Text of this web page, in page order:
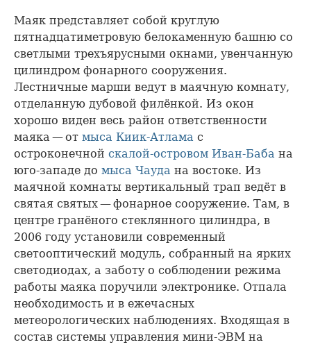
Маяк представляет собой круглую
пятнадцатиметровую белокаменную башню со
светлыми трехъярусными окнами, увенчанную
цилиндром фонарного сооружения.
Лестничные марши ведут в маячную комнату,
отделанную дубовой филёнкой. Из окон
хорошо виден весь район ответственности
маяка — от мыса Киик-Атлама с
остроконечной скалой-островом Иван-Баба на
юго-западе до мыса Чауда на востоке. Из
маячной комнаты вертикальный трап ведёт в
святая святых — фонарное сооружение. Там, в
центре гранёного стеклянного цилиндра, в
2006 году установили современный
светооптический модуль, собранный на ярких
светодиодах, а заботу о соблюдении режима
работы маяка поручили электронике. Отпала
необходимость и в ежечасных
метеорологических наблюдениях. Входящая в
состав системы управления мини-ЭВМ на